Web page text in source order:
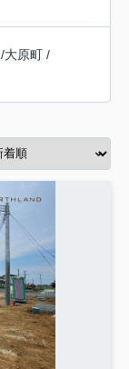
/大原町 /